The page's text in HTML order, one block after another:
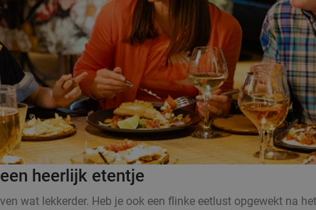
heerlijk etentje
wat lekkerder. Heb je ook een flinke eetlust opgewekt na